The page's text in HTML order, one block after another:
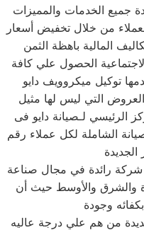
جميع الخدمات والمميزات
من خلال تخفيض أسعار
الحصول علي كافة
توكيل ميكروويف دايو
الرئيسي لـصيانة دايو فى
الشاملة لكل عملاء رقم
شركة رائدة في مجال صناعة
والشرق والأوسط حيث أن
وجودة
من هم علي درجة عاليه